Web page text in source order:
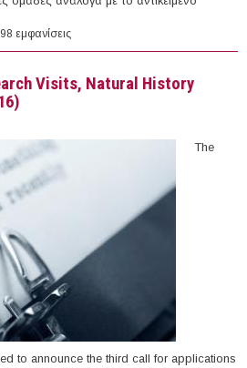
Υποτροφίες στο εξωτερικό (19/08/2015)
εμφανίσεις
Visits, Natural History
The
to announce the third call for applications